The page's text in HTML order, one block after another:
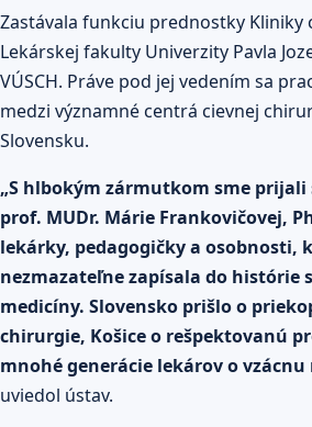
Zastávala funkciu prednostky Kliniky
Lekárskej fakulty Univerzity Pavla
VÚSCH. Práve pod jej vedením sa
medzi významné centrá cievnej
Slovensku.
„S hlbokým zármutkom sme
prof. MUDr. Márie Frankovičovej,
lekárky, pedagogičky a osobnosti,
nezmazateľne zapísala do histórie
medicíny. Slovensko prišlo o
chirurgie, Košiceo rešpektovanú
mnohé generácie lekárov o
uviedol ústav.